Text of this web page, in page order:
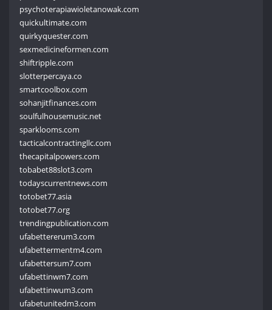
psychoterapiawioletanowak.com
quickultimate.com
quirkyquester.com
sexmedicineformen.com
shiftripple.com
slotterpercaya.co
smartcoolbox.com
sohanjitfinances.com
soulfulhousemusic.net
sparklooms.com
tacticalcontractingllc.com
thecapitalpowers.com
tobabet88slot3.com
todayscurrentnews.com
totobet77.asia
totobet77.org
trendingpublication.com
ufabettererum3.com
ufabettermentm4.com
ufabettersum7.com
ufabettinwm7.com
ufabettinwum3.com
ufabetunitedm3.com